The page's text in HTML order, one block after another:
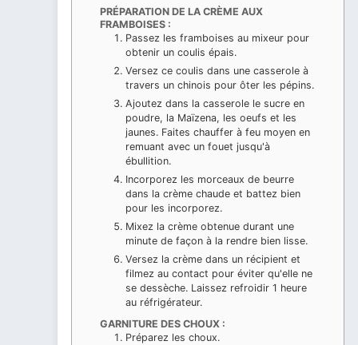
PRÉPARATION DE LA CRÈME AUX
FRAMBOISES :
Passez les framboises au mixeur pour
obtenir un coulis épais.
Versez ce coulis dans une casserole à
travers un chinois pour ôter les pépins.
Ajoutez dans la casserole le sucre en
poudre, la Maïzena, les oeufs et les
jaunes. Faites chauffer à feu moyen en
remuant avec un fouet jusqu'à
ébullition.
Incorporez les morceaux de beurre
dans la crème chaude et battez bien
pour les incorporez.
Mixez la crème obtenue durant une
minute de façon à la rendre bien lisse.
Versez la crème dans un récipient et
filmez au contact pour éviter qu'elle ne
se dessèche. Laissez refroidir 1 heure
au réfrigérateur.
GARNITURE DES CHOUX :
Préparez les choux.